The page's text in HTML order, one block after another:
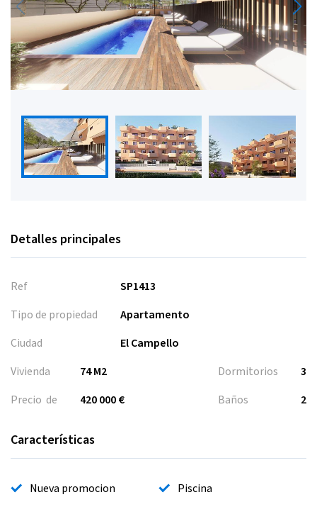
Detalles principales
Ref
SP1413
Tipo de propiedad
Apartamento
Ciudad
El Campello
Vivienda
74 M2
Precio de
420 000 €
Dormitorios
3
Baños
2
Características
Nueva promocion Piscina